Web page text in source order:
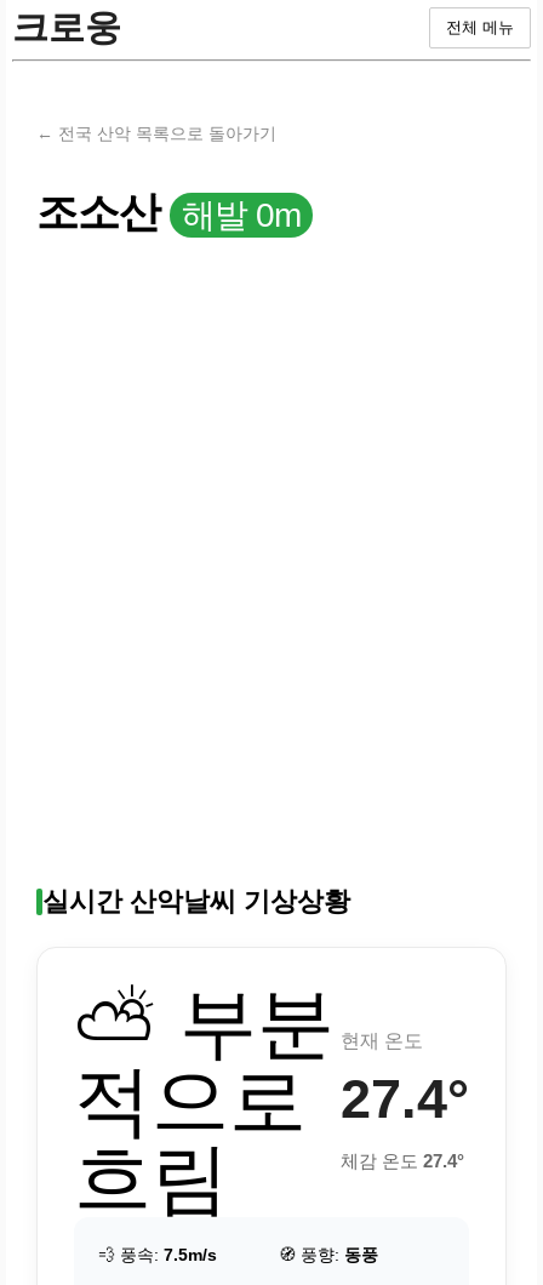
크로웅 전체 메뉴
← 전국 산악 목록으로 돌아가기
조소산 해발 0m
실시간 산악날씨 기상상황
⛅ 부분
적으로
흐림
현재 온도
27.4°
체감 온도 27.4°
💨 풍속: 7.5m/s 🧭 풍향: 동풍